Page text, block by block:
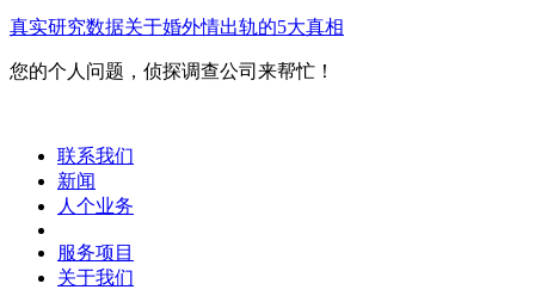
真实研究数据关于婚外情出轨的5大真相
您的个人问题，侦探调查公司来帮忙！
联系我们
新闻
人个业务
服务项目
关于我们